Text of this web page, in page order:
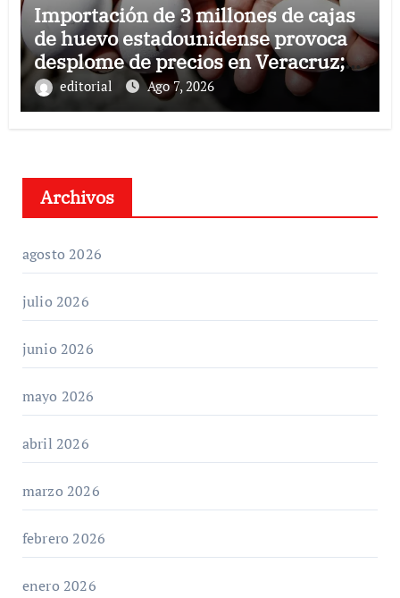
Importación de 3 millones de cajas
de huevo estadounidense provoca
desplome de precios en Veracruz;
llaman a consumir local
editorial Ago 7, 2026
Archivos
agosto 2026
julio 2026
junio 2026
mayo 2026
abril 2026
marzo 2026
febrero 2026
enero 2026